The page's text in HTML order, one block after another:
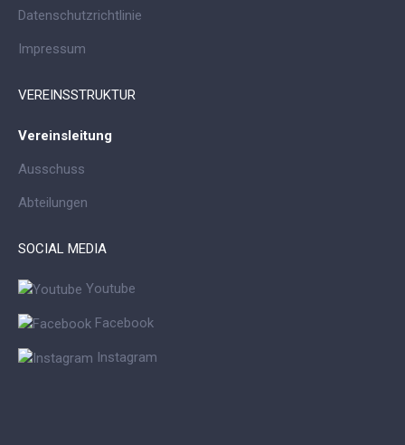
Datenschutzrichtlinie
Impressum
VEREINSSTRUKTUR
Vereinsleitung
Ausschuss
Abteilungen
SOCIAL MEDIA
Youtube
Facebook
Instagram